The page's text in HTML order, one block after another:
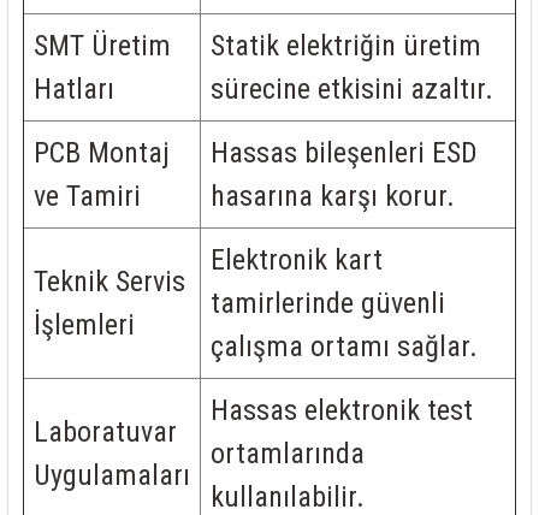
SMT Üretim
Hatları
Statik elektriğin üretim
sürecine etkisini azaltır.
PCB Montaj
ve Tamiri
Hassas bileşenleri ESD
hasarına karşı korur.
Teknik Servis
İşlemleri
Elektronik kart
tamirlerinde güvenli
çalışma ortamı sağlar.
Laboratuvar
Uygulamaları
Hassas elektronik test
ortamlarında
kullanılabilir.